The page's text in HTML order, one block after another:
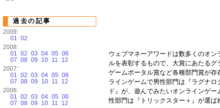
ウェブマネーアワードは数多くのオ
ルを表彰するもので、大賞にあたる
ゲームポータル賞など各種部門賞が
ラインゲームで男性部門は『ラグナ
ド』が、遊んでみたいオンラインゲ
性部門は『トリックスター＋』が選ば
過去の記事
2009:
01 02
2008:
01 02 03 04 05 06
07 08 09 10 11
12
2007:
01 02 03 04 05 06
07 08 09 10 11
12
2006:
01 02 03 04 05 06
07 08 09 10 11
12